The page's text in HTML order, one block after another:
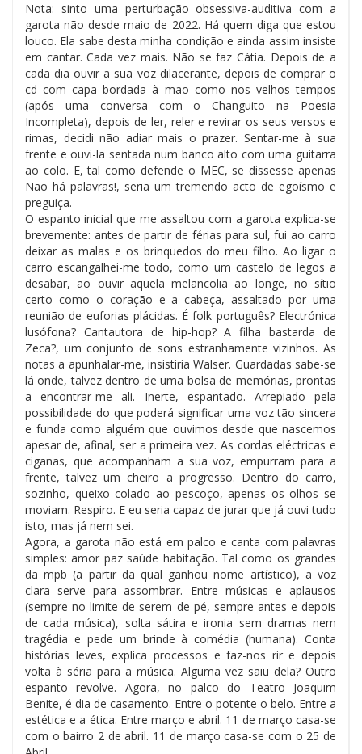
Nota: sinto uma perturbação obsessiva-auditiva com a
garota não desde maio de 2022. Há quem diga que estou
louco. Ela sabe desta minha condição e ainda assim insiste
em cantar. Cada vez mais. Não se faz Cátia. Depois de a
cada dia ouvir a sua voz dilacerante, depois de comprar o
cd com capa bordada à mão como nos velhos tempos
(após uma conversa com o Changuito na Poesia
Incompleta), depois de ler, reler e revirar os seus versos e
rimas, decidi não adiar mais o prazer. Sentar-me à sua
frente e ouvi-la sentada num banco alto com uma guitarra
ao colo. E, tal como defende o MEC, se dissesse apenas
Não há palavras!, seria um tremendo acto de egoísmo e
preguiça.
O espanto inicial que me assaltou com a garota explica-se
brevemente: antes de partir de férias para sul, fui ao carro
deixar as malas e os brinquedos do meu filho. Ao ligar o
carro escangalhei-me todo, como um castelo de legos a
desabar, ao ouvir aquela melancolia ao longe, no sítio
certo como o coração e a cabeça, assaltado por uma
reunião de euforias plácidas. É folk português? Electrónica
lusófona? Cantautora de hip-hop? A filha bastarda de
Zeca?, um conjunto de sons estranhamente vizinhos. As
notas a apunhalar-me, insistiria Walser. Guardadas sabe-se
lá onde, talvez dentro de uma bolsa de memórias, prontas
a encontrar-me ali. Inerte, espantado. Arrepiado pela
possibilidade do que poderá significar uma voz tão sincera
e funda como alguém que ouvimos desde que nascemos
apesar de, afinal, ser a primeira vez. As cordas eléctricas e
ciganas, que acompanham a sua voz, empurram para a
frente, talvez um cheiro a progresso. Dentro do carro,
sozinho, queixo colado ao pescoço, apenas os olhos se
moviam. Respiro. E eu seria capaz de jurar que já ouvi tudo
isto, mas já nem sei.
Agora, a garota não está em palco e canta com palavras
simples: amor paz saúde habitação. Tal como os grandes
da mpb (a partir da qual ganhou nome artístico), a voz
clara serve para assombrar. Entre músicas e aplausos
(sempre no limite de serem de pé, sempre antes e depois
de cada música), solta sátira e ironia sem dramas nem
tragédia e pede um brinde à comédia (humana). Conta
histórias leves, explica processos e faz-nos rir e depois
volta à séria para a música. Alguma vez saiu dela? Outro
espanto revolve. Agora, no palco do Teatro Joaquim
Benite, é dia de casamento. Entre o potente o belo. Entre a
estética e a ética. Entre março e abril. 11 de março casa-se
com o bairro 2 de abril. 11 de março casa-se com o 25 de